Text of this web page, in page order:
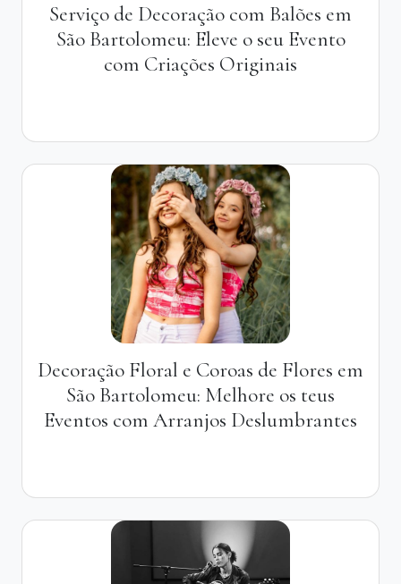
Serviço de Decoração com Balões em
São Bartolomeu: Eleve o seu Evento
com Criações Originais
Decoração Floral e Coroas de Flores em
São Bartolomeu: Melhore os teus
Eventos com Arranjos Deslumbrantes